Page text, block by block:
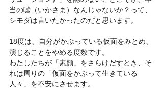
当の嘘（いかさま）なんじゃないか？って、
シモダは言いたかったのだと思います。
18度は、自分がかぶっている仮面をみとめ、
演じることをやめる度数です。
わたしたちが「素顔」をさらけだすとき、そ
れは周りの「仮面をかぶって生きている
人々」を不安にさせます。